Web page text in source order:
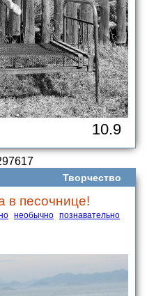
10.9
Творчество
в песочнице!
необычно познавательно